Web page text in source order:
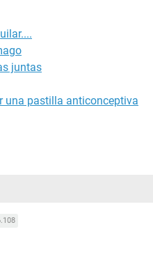
juntas
una pastilla anticonceptiva